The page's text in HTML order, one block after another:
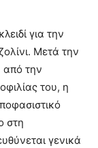
για την
Μετά την
από την
του, η
στη
γενικά